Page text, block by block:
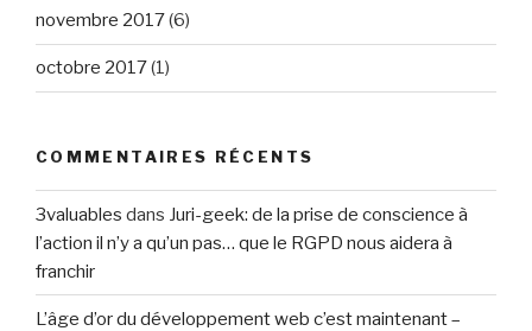
novembre 2017(6)
octobre 2017(1)
COMMENTAIRES RÉCENTS
3valuables dans Juri-geek: de la prise de conscience à
l’action il n’y a qu’un pas… que le RGPD nous aidera à
franchir
L’âge d’or du développement web c’est maintenant –